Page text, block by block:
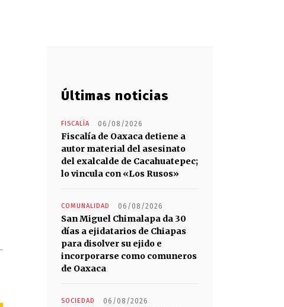
Últimas noticias
FISCALÍA 06/08/2026
Fiscalía de Oaxaca detiene a
autor material del asesinato
del exalcalde de Cacahuatepec;
lo vincula con «Los Rusos»
COMUNALIDAD 06/08/2026
San Miguel Chimalapa da 30
días a ejidatarios de Chiapas
para disolver su ejido e
incorporarse como comuneros
de Oaxaca
SOCIEDAD 06/08/2026